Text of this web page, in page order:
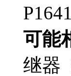
可能
继器